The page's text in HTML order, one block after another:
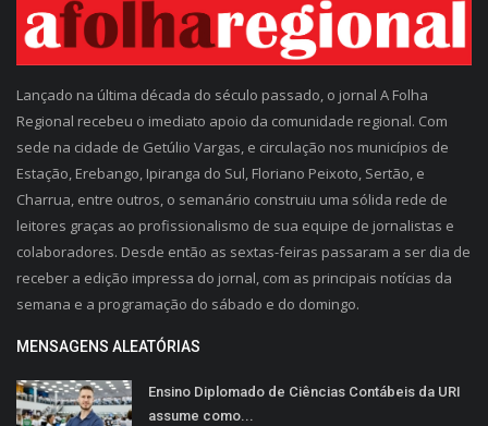
Lançado na última década do século passado, o jornal A Folha
Regional recebeu o imediato apoio da comunidade regional. Com
sede na cidade de Getúlio Vargas, e circulação nos municípios de
Estação, Erebango, Ipiranga do Sul, Floriano Peixoto, Sertão, e
Charrua, entre outros, o semanário construiu uma sólida rede de
leitores graças ao profissionalismo de sua equipe de jornalistas e
colaboradores. Desde então as sextas-feiras passaram a ser dia de
receber a edição impressa do jornal, com as principais notícias da
semana e a programação do sábado e do domingo.
MENSAGENS ALEATÓRIAS
Ensino Diplomado de Ciências Contábeis da URI
assume como...